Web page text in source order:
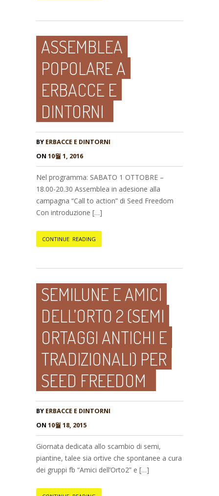
ASSEMBLEA
POPOLARE A
ERBACCE E
DINTORNI
BY ERBACCE E DINTORNI
ON 10월 1, 2016
Nel programma: SABATO 1 OTTOBRE –
18.00-20.30 Assemblea in adesione alla
campagna “Call to action” di Seed Freedom
Con introduzione […]
CONTINUE READING
SEMILUNE E AMICI
DELL’ORTO 2 (SEMI
ORTAGGI ANTICHI E
TRADIZIONALI) PER
SEED FREEDOM
BY ERBACCE E DINTORNI
ON 10월 18, 2015
Giornata dedicata allo scambio di semi,
piantine, talee sia ortive che spontanee a cura
dei gruppi fb “Amici dell’Orto2” e […]